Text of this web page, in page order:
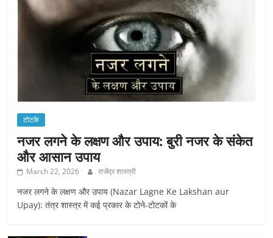
टोटके
नजर लगने के लक्षण और उपाय: बुरी नजर के संकेत
और आसान उपाय
March 22, 2026 राजेंद्र शास्त्री
नजर लगने के लक्षण और उपाय (Nazar Lagne Ke Lakshan aur
Upay): तंत्र शास्त्र में कई प्रकार के टोने-टोटकों के